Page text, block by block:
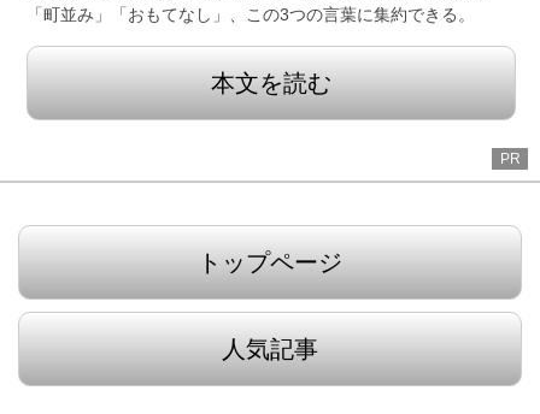
「町並み」「おもてなし」、この3つの言葉に集約できる。
本文を読む
PR
トップページ
人気記事